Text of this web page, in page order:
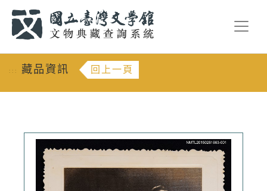
::: 藏品資訊 回上一頁